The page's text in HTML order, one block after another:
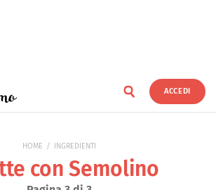
ACCEDI
HOME INGREDIENTI
con Semolino